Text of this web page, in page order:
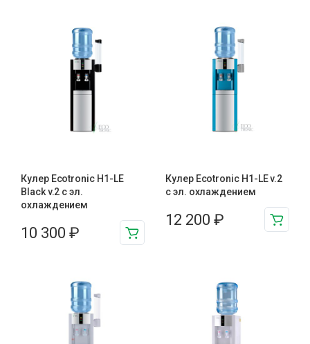
Кулер Ecotronic H1-LE
Black v.2 с эл.
охлаждением
10 300 ₽
Кулер Ecotronic H1-LE v.2
с эл. охлаждением
12 200 ₽